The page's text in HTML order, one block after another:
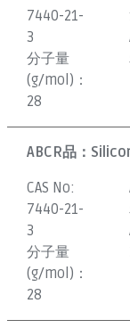
7440-21-
3
分子量
(g/mol)：
28
ABCR品：
CAS No:
7440-21-
3
分子量
(g/mol)：
28